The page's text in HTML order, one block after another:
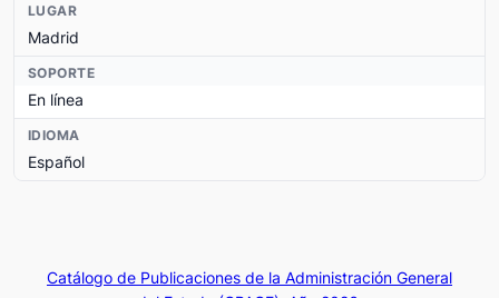
LUGAR
Madrid
SOPORTE
En línea
IDIOMA
Español
Catálogo de Publicaciones de la Administración General